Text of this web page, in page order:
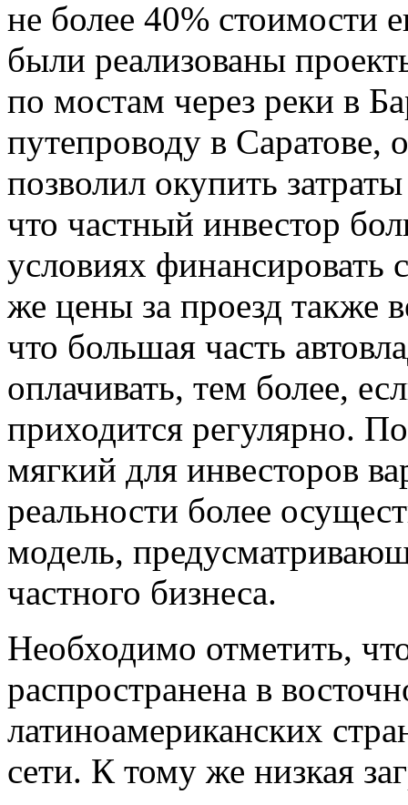
не более 40% стоимости
были реализованы
по мостам через реки в
путепроводу в Саратове,
позволил окупить
что частный инвестор
условиях финансировать
же цены за проезд также
что большая часть
оплачивать, тем более,
приходится регулярно.
мягкий для инвесторов
реальности более
модель,
частного бизнеса.
Необходимо отметить,
распространена в
латиноамериканских
сети. К тому же низкая